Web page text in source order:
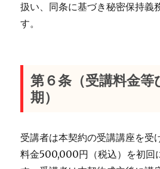
扱い、同条に基づき秘密保持義
す。
第６条（受講料金
期）
受講者は本契約の受講講座を受
料金500,000円（税込）を初回